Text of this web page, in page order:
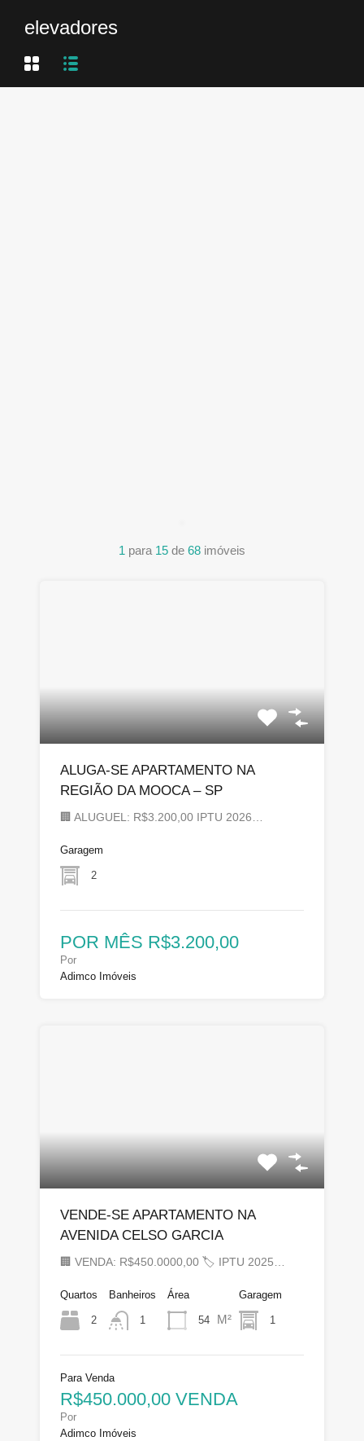
elevadores
1 para 15 de 68 imóveis
ALUGA-SE APARTAMENTO NA
REGIÃO DA MOOCA – SP
🏢 ALUGUEL: R$3.200,00 IPTU 2026…
Garagem
2
POR MÊS R$3.200,00
Por
Adimco Imóveis
VENDE-SE APARTAMENTO NA
AVENIDA CELSO GARCIA
🏢 VENDA: R$450.0000,00 🏷 IPTU 2025…
Quartos
2
Banheiros
1
Área
54 M²
Garagem
1
Para Venda
R$450.000,00 VENDA
Por
Adimco Imóveis